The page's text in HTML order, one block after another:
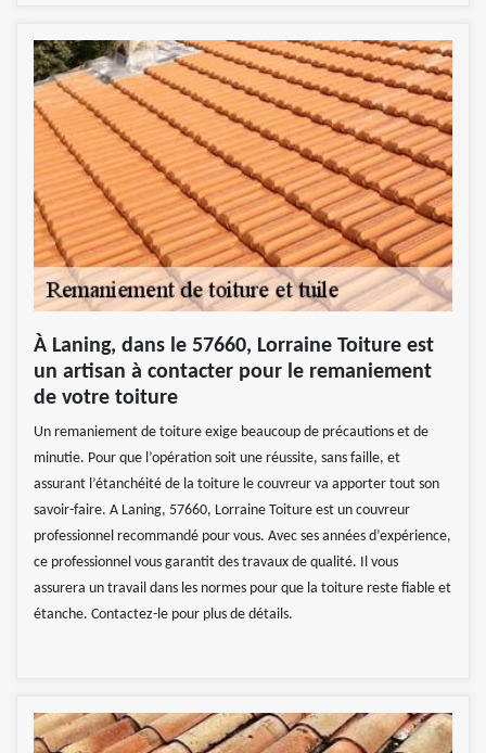
À Laning, dans le 57660, Lorraine Toiture est
un artisan à contacter pour le remaniement
de votre toiture
Un remaniement de toiture exige beaucoup de précautions et de
minutie. Pour que l’opération soit une réussite, sans faille, et
assurant l’étanchéité de la toiture le couvreur va apporter tout son
savoir-faire. A Laning, 57660, Lorraine Toiture est un couvreur
professionnel recommandé pour vous. Avec ses années d’expérience,
ce professionnel vous garantit des travaux de qualité. Il vous
assurera un travail dans les normes pour que la toiture reste fiable et
étanche. Contactez-le pour plus de détails.